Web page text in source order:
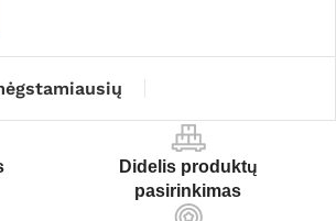
Didelis produktų
pasirinkimas